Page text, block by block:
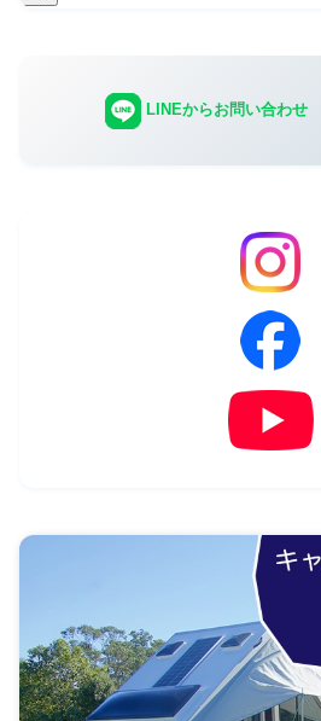
LINEからお問い合わせ